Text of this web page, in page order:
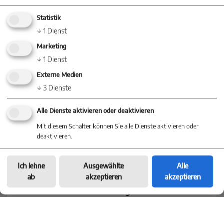
Markgrafenstraße 30
konstanz@baum-immobilien.de
Stuttgart
Königstraße 35
70173 Stuttgart
Statistik
↓ 1 Dienst
Marketing
↓ 1 Dienst
Externe Medien
↓ 3 Dienste
Alle Dienste aktivieren oder deaktivieren
Mit diesem Schalter können Sie alle Dienste aktivieren oder
deaktivieren.
Ich lehne
ab
Ausgewählte
akzeptieren
Alle
akzeptieren